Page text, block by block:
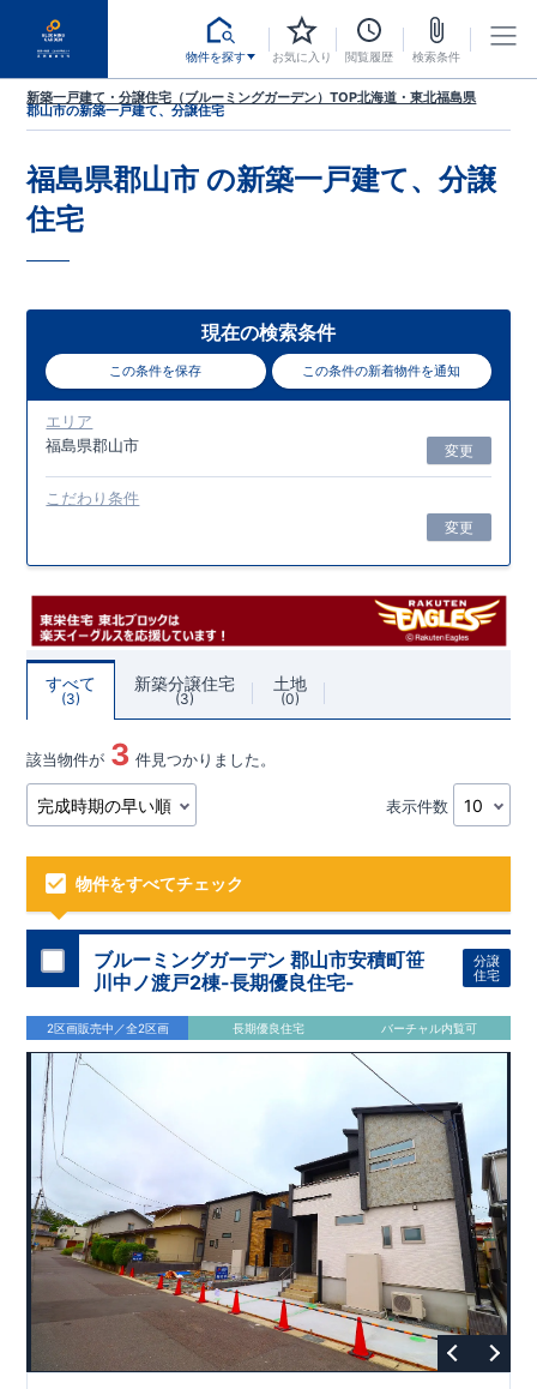
物件を探す お気に入り 閲覧履歴 検索条件
新築一戸建て・分譲住宅（ブルーミングガーデン）TOP北海道・東北福島県
郡山市の新築一戸建て、分譲住宅
福島県郡山市 の新築一戸建て、分譲
住宅
現在の検索条件
この条件を保存 この条件の新着物件を通知
エリア
福島県郡山市
変更
こだわり条件
変更
すべて
3
新築分譲住宅
3
土地
0
該当物件が 3 件見つかりました。
表示件数
物件をすべてチェック
ブルーミングガーデン 郡山市安積町笹
川中ノ渡戸2棟-長期優良住宅-
分譲
住宅
2区画販売中／全2区画 長期優良住宅 バーチャル内覧可